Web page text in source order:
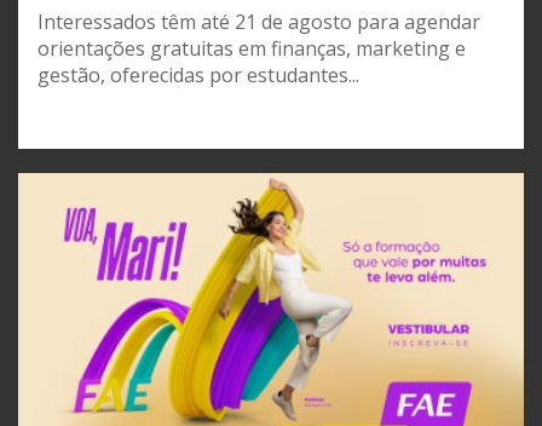
Interessados têm até 21 de agosto para agendar
orientações gratuitas em finanças, marketing e
gestão, oferecidas por estudantes...